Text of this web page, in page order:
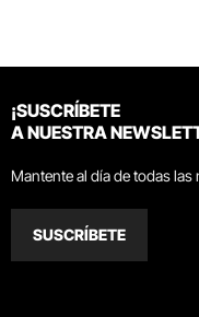
¡SUSCRÍBETE
A NUESTRA
Mantente al día de todas
SUSCRÍBETE